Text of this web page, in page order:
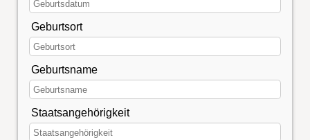
Geburtsort
Geburtsname
Staatsangehörigkeit